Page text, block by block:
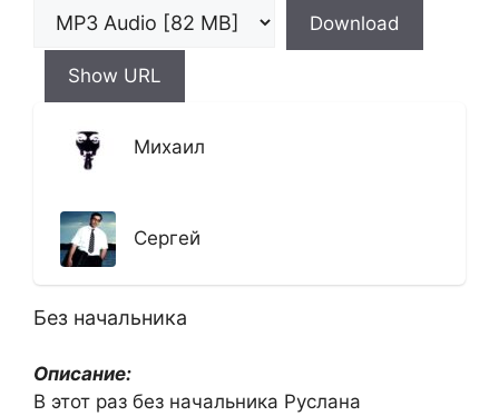
Download
Show URL
Михаил
Сергей
Без начальника
Описание:
В этот раз без начальника Руслана